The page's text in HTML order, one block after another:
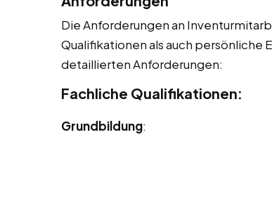
Die Anforderungen an
Qualifikationen als auch persönliche
detaillierten Anforderungen:
Fachliche Qualifikationen:
Grundbildung: